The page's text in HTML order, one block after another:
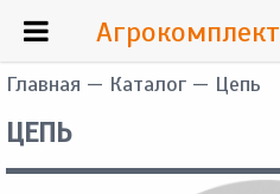
Главная — Каталог — Цепь
ЦЕПЬ
Агрокомплект